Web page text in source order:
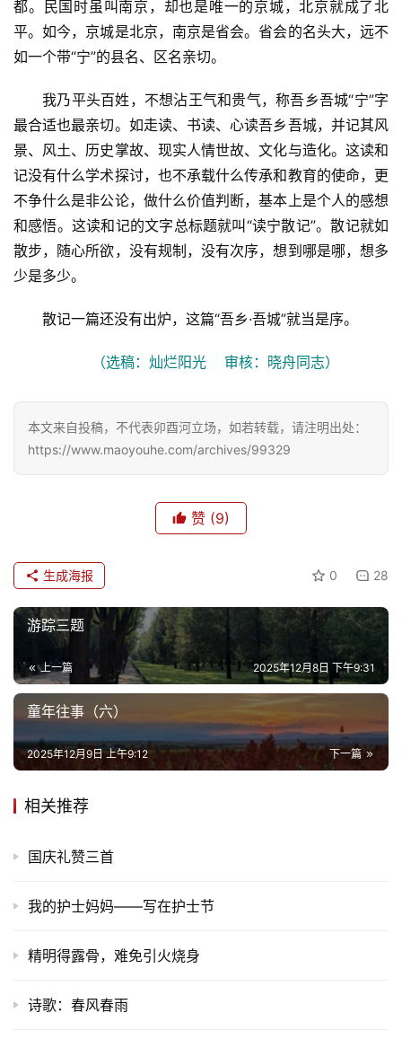
都。民国时虽叫南京，却也是唯一的京城，北京就成了北
平。如今，京城是北京，南京是省会。省会的名头大，远不
如一个带“宁”的县名、区名亲切。
我乃平头百姓，不想沾王气和贵气，称吾乡吾城“宁”字
最合适也最亲切。如走读、书读、心读吾乡吾城，并记其风
景、风土、历史掌故、现实人情世故、文化与造化。这读和
记没有什么学术探讨，也不承载什么传承和教育的使命，更
不争什么是非公论，做什么价值判断，基本上是个人的感想
和感悟。这读和记的文字总标题就叫“读宁散记”。散记就如
散步，随心所欲，没有规制，没有次序，想到哪是哪，想多
少是多少。
散记一篇还没有出炉，这篇“吾乡·吾城”就当是序。
（选稿：灿烂阳光    审核：晓舟同志）
本文来自投稿，不代表卯酉河立场，如若转载，请注明出处：
https://www.maoyouhe.com/archives/99329
赞 (9)
0 28
生成海报
游踪三题
上一篇 2025年12月8日 下午9:31
童年往事（六）
下一篇
2025年12月9日 上午9:12
相关推荐
国庆礼赞三首
我的护士妈妈——写在护士节
精明得露骨，难免引火烧身
诗歌：春风春雨